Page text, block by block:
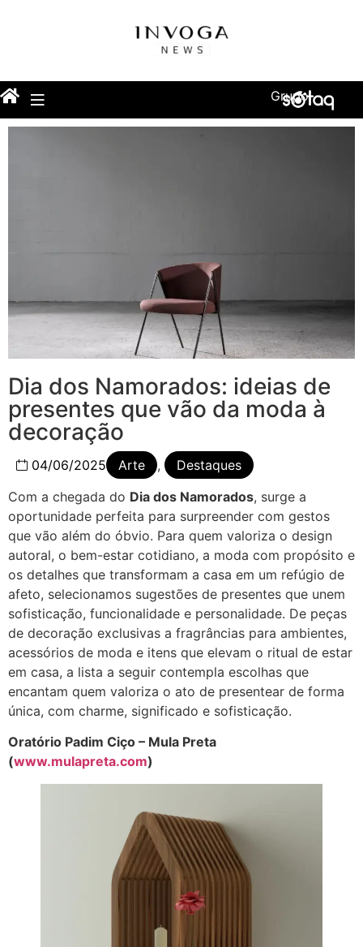
Grupo
Dia dos Namorados: ideias de
presentes que vão da moda à
decoração
04/06/2025 Arte ,
Destaques
Com a chegada do Dia dos Namorados, surge a
oportunidade perfeita para surpreender com gestos
que vão além do óbvio. Para quem valoriza o design
autoral, o bem-estar cotidiano, a moda com propósito e
os detalhes que transformam a casa em um refúgio de
afeto, selecionamos sugestões de presentes que unem
sofisticação, funcionalidade e personalidade. De peças
de decoração exclusivas a fragrâncias para ambientes,
acessórios de moda e itens que elevam o ritual de estar
em casa, a lista a seguir contempla escolhas que
encantam quem valoriza o ato de presentear de forma
única, com charme, significado e sofisticação.
Oratório Padim Ciço – Mula Preta
(www.mulapreta.com)